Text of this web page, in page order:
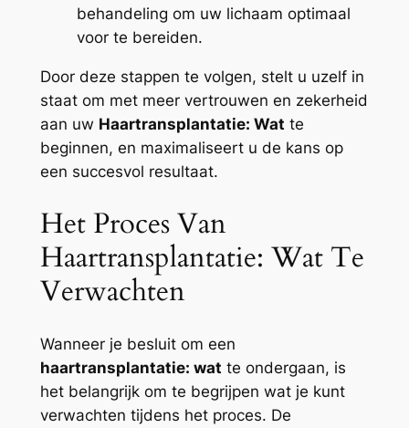
behandeling om uw lichaam optimaal
voor te bereiden.
Door deze stappen te volgen, stelt u uzelf in
staat om met meer vertrouwen en zekerheid
aan uw Haartransplantatie: Wat te
beginnen, en maximaliseert u de kans op
een succesvol resultaat.
Het Proces Van
Haartransplantatie: Wat Te
Verwachten
Wanneer je besluit om een
haartransplantatie: wat te ondergaan, is
het belangrijk om te begrijpen wat je kunt
verwachten tijdens het proces. De